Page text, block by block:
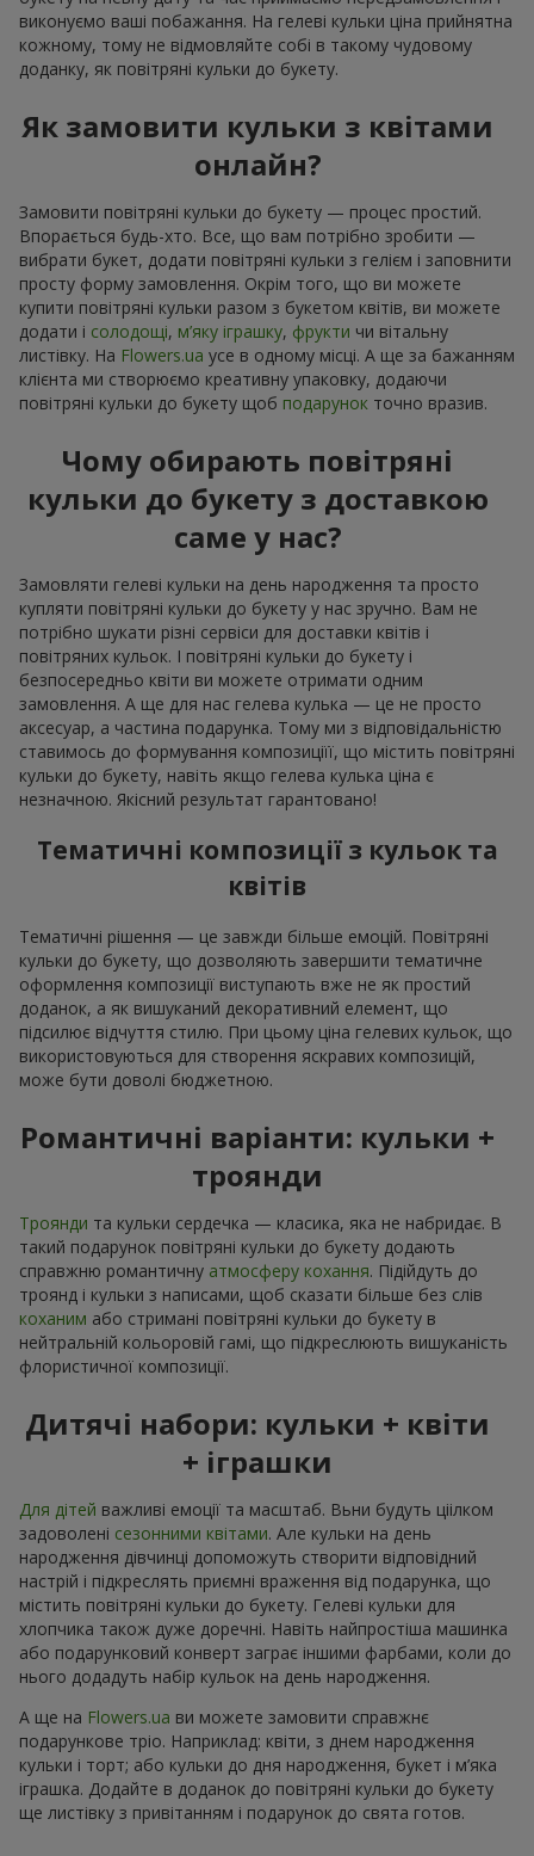
виконуємо ваші побажання. На гелеві кульки ціна прийнятна
кожному, тому не відмовляйте собі в такому чудовому
доданку, як повітряні кульки до букету.
Як замовити кульки з квітами
онлайн?
Замовити повітряні кульки до букету — процес простий.
Впорається будь-хто. Все, що вам потрібно зробити —
вибрати букет, додати повітряні кульки з гелієм і заповнити
просту форму замовлення. Окрім того, що ви можете
купити повітряні кульки разом з букетом квітів, ви можете
додати і солодощі, м’яку іграшку, фрукти чи вітальну
листівку. На Flowers.ua усе в одному місці. А ще за бажанням
клієнта ми створюємо креативну упаковку, додаючи
повітряні кульки до букету щоб подарунок точно вразив.
Чому обирають повітряні
кульки до букету з доставкою
саме у нас?
Замовляти гелеві кульки на день народження та просто
купляти повітряні кульки до букету у нас зручно. Вам не
потрібно шукати різні сервіси для доставки квітів і
повітряних кульок. І повітряні кульки до букету і
безпосередньо квіти ви можете отримати одним
замовлення. А ще для нас гелева кулька — це не просто
аксесуар, а частина подарунка. Тому ми з відповідальністю
ставимось до формування композиціїї, що містить повітряні
кульки до букету, навіть якщо гелева кулька ціна є
незначною. Якісний результат гарантовано!
Тематичні композиції з кульок та
квітів
Тематичні рішення — це завжди більше емоцій. Повітряні
кульки до букету, що дозволяють завершити тематичне
оформлення композиції виступають вже не як простий
доданок, а як вишуканий декоративний елемент, що
підсилює відчуття стилю. При цьому ціна гелевих кульок, що
використовуються для створення яскравих композицій,
може бути доволі бюджетною.
Романтичні варіанти: кульки +
троянди
Троянди та кульки сердечка — класика, яка не набридає. В
такий подарунок повітряні кульки до букету додають
справжню романтичну атмосферу кохання. Підійдуть до
троянд і кульки з написами, щоб сказати більше без слів
коханим або стримані повітряні кульки до букету в
нейтральній кольоровій гамі, що підкреслюють вишуканість
флористичної композиції.
Дитячі набори: кульки + квіти
+ іграшки
Для дітей важливі емоції та масштаб. Вьни будуть ціілком
задоволені сезонними квітами. Але кульки на день
народження дівчинці допоможуть створити відповідний
настрій і підкреслять приємні враження від подарунка, що
містить повітряні кульки до букету. Гелеві кульки для
хлопчика також дуже доречні. Навіть найпростіша машинка
або подарунковий конверт заграє іншими фарбами, коли до
нього додадуть набір кульок на день народження.
А ще на Flowers.ua ви можете замовити справжнє
подарункове тріо. Наприклад: квіти, з днем народження
кульки і торт; або кульки до дня народження, букет і м’яка
іграшка. Додайте в доданок до повітряні кульки до букету
ще листівку з привітанням і подарунок до свята готов.